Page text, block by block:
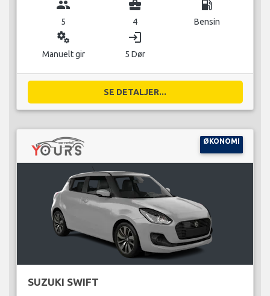
group
5
business_center
4
local_gas_station
Bensin
miscellaneous_services
Manuelt gir
login
5 Dør
SE DETALJER...
ØKONOMI
SUZUKI SWIFT